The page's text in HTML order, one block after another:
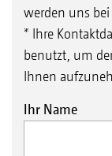
werden uns
* Ihre
benutzt, um
Ihnen
Ihr Name